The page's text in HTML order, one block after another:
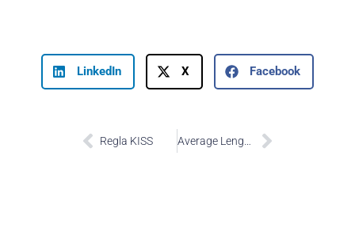
LinkedIn X Facebook
Regla KISS